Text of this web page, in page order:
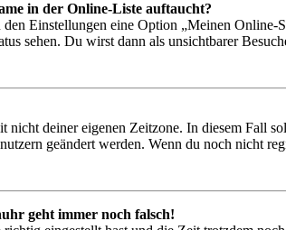
in der Online-Liste auftaucht?
Einstellungen eine Option „Meinen
sehen. Du wirst dann als unsichtbarer
nicht deiner eigenen Zeitzone. In diesem Fall
geändert werden. Wenn du noch nicht
geht immer noch falsch!